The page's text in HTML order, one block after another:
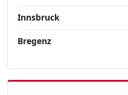
Innsbruck
Bregenz